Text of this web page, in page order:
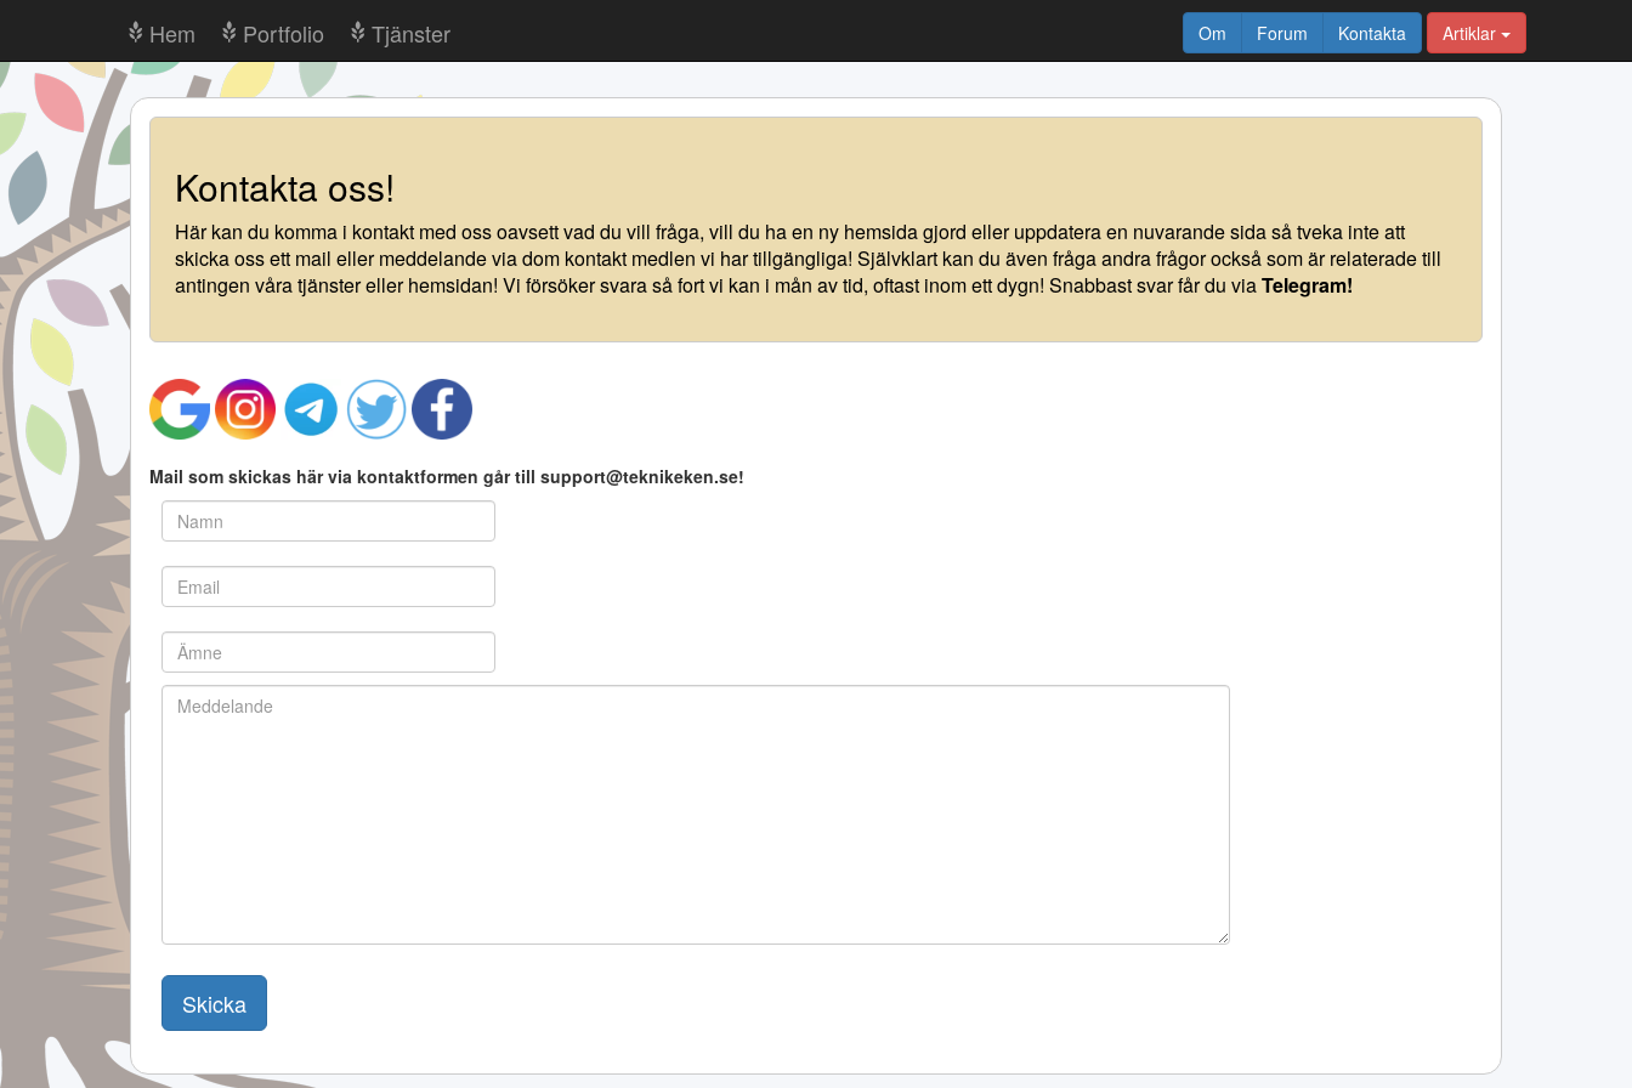
Hem Portfolio Tjänster Om Forum Kontakta Artiklar
Kontakta oss!
Här kan du komma i kontakt med oss oavsett vad du vill fråga, vill du ha en ny hemsida gjord eller uppdatera en nuvarande sida så tveka inte att
skicka oss ett mail eller meddelande via dom kontakt medlen vi har tillgängliga! Självklart kan du även fråga andra frågor också som är relaterade till
antingen våra tjänster eller hemsidan! Vi försöker svara så fort vi kan i mån av tid, oftast inom ett dygn! Snabbast svar får du viaTelegram!
Mail som skickas här via kontaktformen går till support@teknikeken.se!